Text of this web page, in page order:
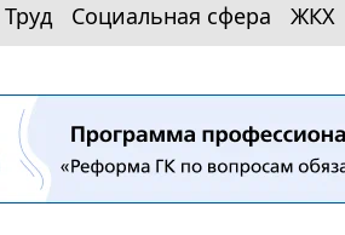
Труд Социальная сфера ЖКХ